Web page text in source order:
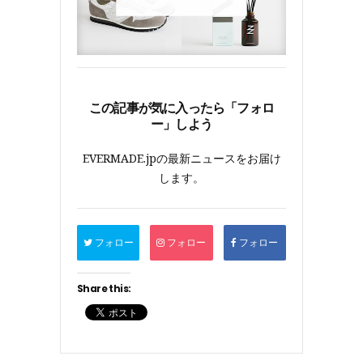
この記事が気に入ったら「フォロ
ー」しよう
EVERMADE.jpの最新ニュースをお届け
します。
フォロー フォロー フォロー
Share this: